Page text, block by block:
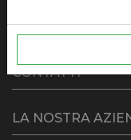
CONTATTI
LA NOSTRA